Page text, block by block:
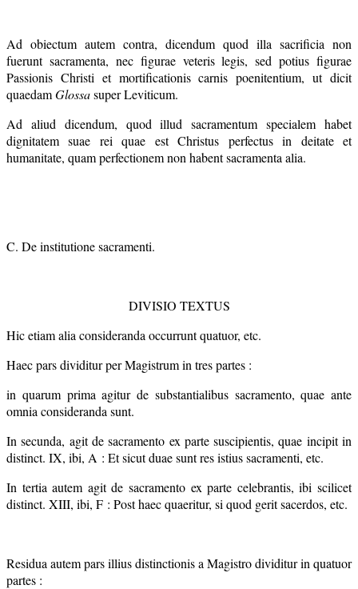
Ad obiectum autem contra, dicendum quod illa sacrificia non
fuerunt sacramenta, nec figurae veteris legis, sed potius figurae
Passionis Christi et mortificationis carnis poenitentium, ut dicit
quaedamGlossasuper Leviticum.
Ad aliud dicendum, quod illud sacramentum specialem habet
dignitatem suae rei quae est Christus perfectus in deitate et
humanitate, quam perfectionem non habent sacramenta alia.
C. De institutione sacramenti.
DIVISIO TEXTUS
Hic etiam alia consideranda occurrunt quatuor, etc.
Haec pars dividitur per Magistrum in tres partes :
in quarum prima agitur de substantialibus sacramento, quae ante
omnia consideranda sunt.
In secunda, agit de sacramento ex parte suscipientis, quae incipit in
distinct. IX, ibi, A : Et sicut duae sunt res istius sacramenti, etc.
In tertia autem agit de sacramento ex parte celebrantis, ibi scilicet
distinct. XIII, ibi, F : Post haec quaeritur, si quod gerit sacerdos, etc.
Residua autem pars illius distinctionis a Magistro dividitur in quatuor
partes :